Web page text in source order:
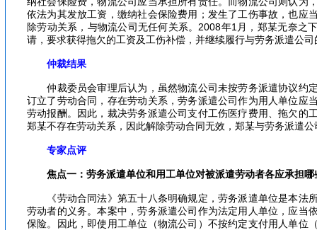
依法为其发放工资，缴纳社会保险费用；发生了工伤事故，也应
除劳动关系，与物流公司无任何关系。2008年1月，郑某无奈之
请，要求获得拖欠的工资及工伤补偿，并继续履行与劳务派遣公
仲裁结果
仲裁委员会审理后认为，虽然物流公司未按劳务派遣协议约
订立了劳动合同，存在劳动关系，劳务派遣公司作为用人单位应
劳动报酬。因此，裁决劳务派遣公司支付工伤医疗费用、拖欠的
郑某不存在劳动关系，因此解除劳动合同无效，郑某与劳务派遣
专家点评
焦点一：劳务派遣单位和用工单位对被派遣劳动者各应承担
《劳动合同法》第五十八条明确规定，劳务派遣单位是本法
劳动者的义务。本案中，劳务派遣公司作为法定用人单位，应当
保险。因此，即使用工单位（物流公司）不按约定支付用人单位